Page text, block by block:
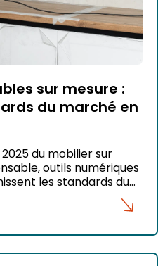
sur mesure :
du marché en
du mobilier sur
outils numériques
les standards du